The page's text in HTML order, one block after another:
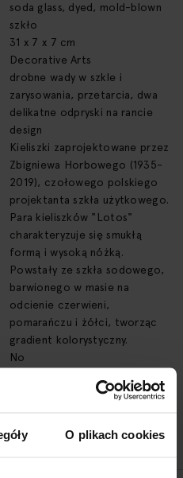
O plikach cookies
soda glass, dyed, mold-blown
szkło
31 x 7 x 7 cm
Decorative Arts
drobne wady w szkle i
zarysowania, przetarcia, dwa
delikatne odpryski na rancie
design
Kieliszki zaprojektowane przez
Zbigniewa Horbowego (1935-
2019), czołowego polskiego
projektanta szkła użytkowego.
Para kieliszków "Lotos"
charakteryzuje się smukłą
formą i wysoką nóżką.
Powstały ze szkła sodowego,
barwionego w masie na
odcienie czerwieni,
pomarańczu i żółci, tworząc
gradient kolorystyczny.
No
"Barbara" Artistic Glassworks
in Polanica Zdroj